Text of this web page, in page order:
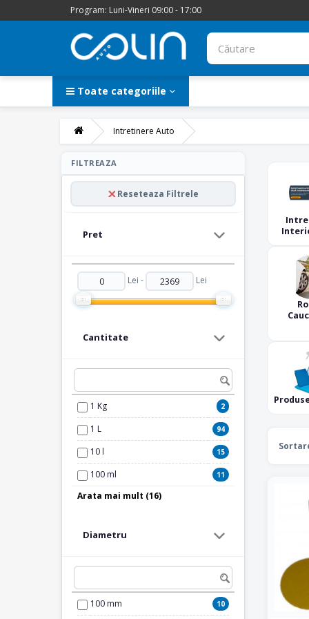
Program: Luni-Vineri 09:00 - 17:00
Toate categoriile
Intretinere Auto
FILTREAZA
Reseteaza Filtrele
Pret
Lei - Lei
Cantitate
1 Kg 2
1 L 94
10 l 15
100 ml 11
150 ml
25 L 14
250 ml 69
5
Arata mai mult (16)
Diametru
100 mm 10
Auto